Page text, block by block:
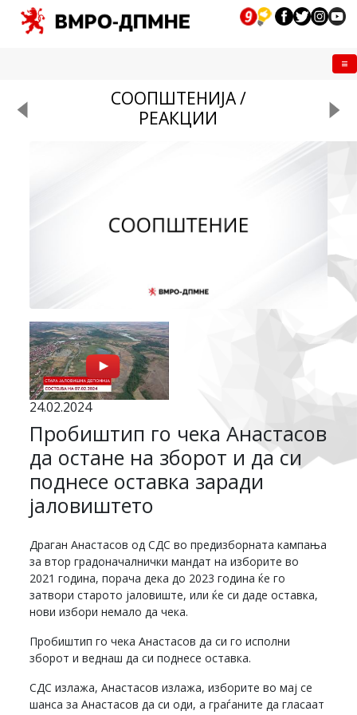
СООПШТЕНИЈА /
РЕАКЦИИ
24.02.2024
Пробиштип го чека Анастасов
да остане на зборот и да си
поднесе оставка заради
јаловиштето
Драган Анастасов од СДС во предизборната кампања
за втор градоначалнички мандат на изборите во
2021 година, порача дека до 2023 година ќе го
затвори старото јаловиште, или ќе си даде оставка,
нови избори немало да чека.
Пробиштип го чека Анастасов да си го исполни
зборот и веднаш да си поднесе оставка.
СДС излажа, Анастасов излажа, изборите во мај се
шанса за Анастасов да си оди, а граѓаните да гласаат